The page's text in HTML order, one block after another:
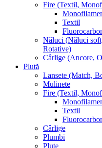
Fire (Textil,
Textil
Năluci (Năluci
Rotative)
Cârlige (Ancore,
Plută
Lansete (Match,
Mulinete
Fire (Textil,
Textil
Cârlige
Plumbi
Plute